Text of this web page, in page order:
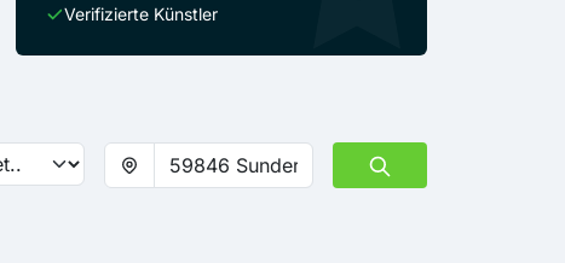
Verifizierte Künstler